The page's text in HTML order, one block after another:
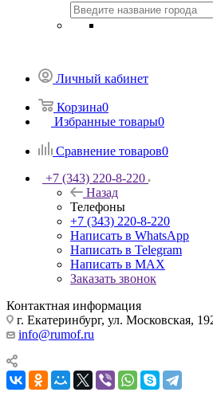
Личный кабинет
Корзина0
Избранные товары0
Сравнение товаров0
+7 (343) 220-8-220
Назад
Телефоны
+7 (343) 220-8-220
Написать в WhatsApp
Написать в Telegram
Написать в MAX
Заказать звонок
Контактная информация
г. Екатеринбург, ул. Московская,
info@rumof.ru